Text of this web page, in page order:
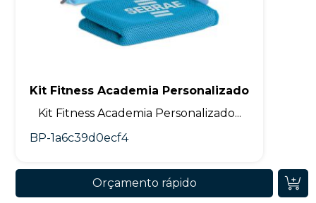
Kit Fitness Academia Personalizado
Kit Fitness Academia Personalizado...
BP-1a6c39d0ecf4
Orçamento rápido